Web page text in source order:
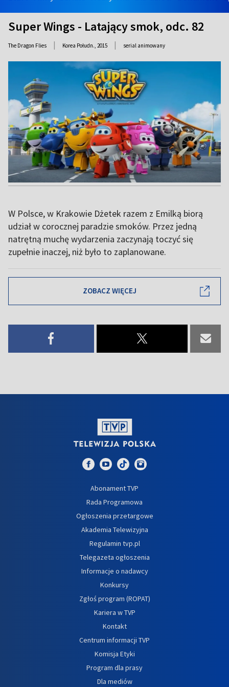
Super Wings - Latający smok, odc. 82
The Dragon Flies | Korea Połudn., 2015 | serial animowany
W Polsce, w Krakowie Dżetek razem z Emilką biorą
udział w corocznej paradzie smoków. Przez jedną
natrętną muchę wydarzenia zaczynają toczyć się
zupełnie inaczej, niż było to zaplanowane.
ZOBACZ WIĘCEJ
Abonament TVP
Rada Programowa
Ogłoszenia przetargowe
Akademia Telewizyjna
Regulamin tvp.pl
Telegazeta ogłoszenia
Informacje o nadawcy
Konkursy
Zgłoś program (ROPAT)
Kariera w TVP
Kontakt
Centrum informacji TVP
Komisja Etyki
Program dla prasy
Dla mediów